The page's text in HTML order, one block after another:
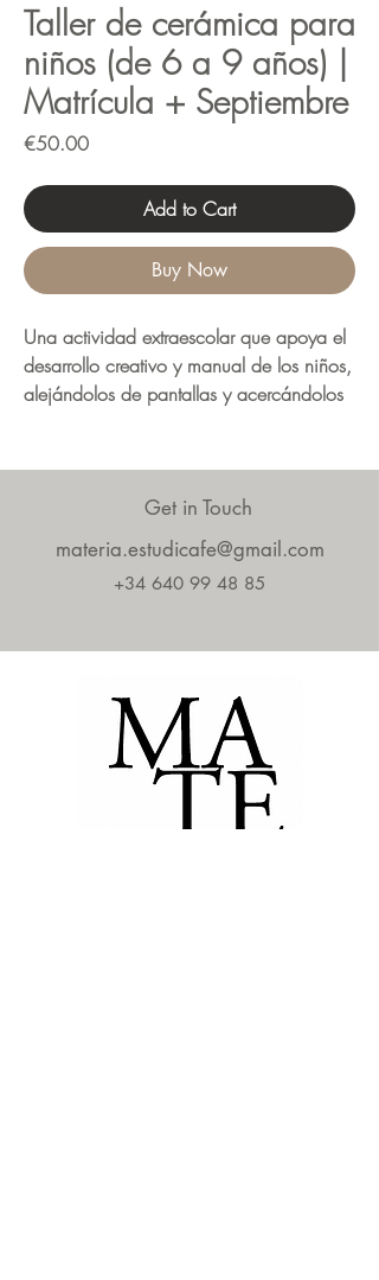
Taller de cerámica para
niños (de 6 a 9 años) |
Matrícula + Septiembre
€50.00Price
Add to Cart
Buy Now
Una actividad extraescolar que apoya el
desarrollo creativo y manual de los niños,
alejándolos de pantallas y acercándolos
Sesión semanal de 75 minutos orientada
a niños de edades comprendidas entre
los 6 y los 9 años de edad.
Incluye merienda Matèria.
Martes de 17:00 a 18:15.
Inicio de clases: 17 de Septiembre.
* El valor de la mensualidad es de 50 €.
Lo puedes pagar mensual o
trimestralmente directamente en nuestro
Get in Touch
materia.estudicafe@gmail.com
+34 640 99 48 85